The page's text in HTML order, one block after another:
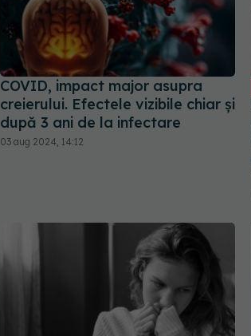
COVID, impact major asupra
creierului. Efectele vizibile chiar și
după 3 ani de la infectare
03 aug 2024, 14:12